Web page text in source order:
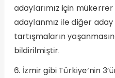
adaylarımız için mükerrer
adaylanmız ile diğer aday
tartışmaların
bildirilmiştir.
6. İzmir gibi Türkiye’nin